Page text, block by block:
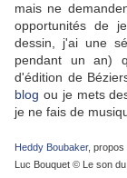
mais ne
opportunités de
dessin, j'ai une
pendant un an)
d'édition de
blog ou je mets
je ne fais de
Heddy Boubaker, propos
Luc Bouquet © Le son